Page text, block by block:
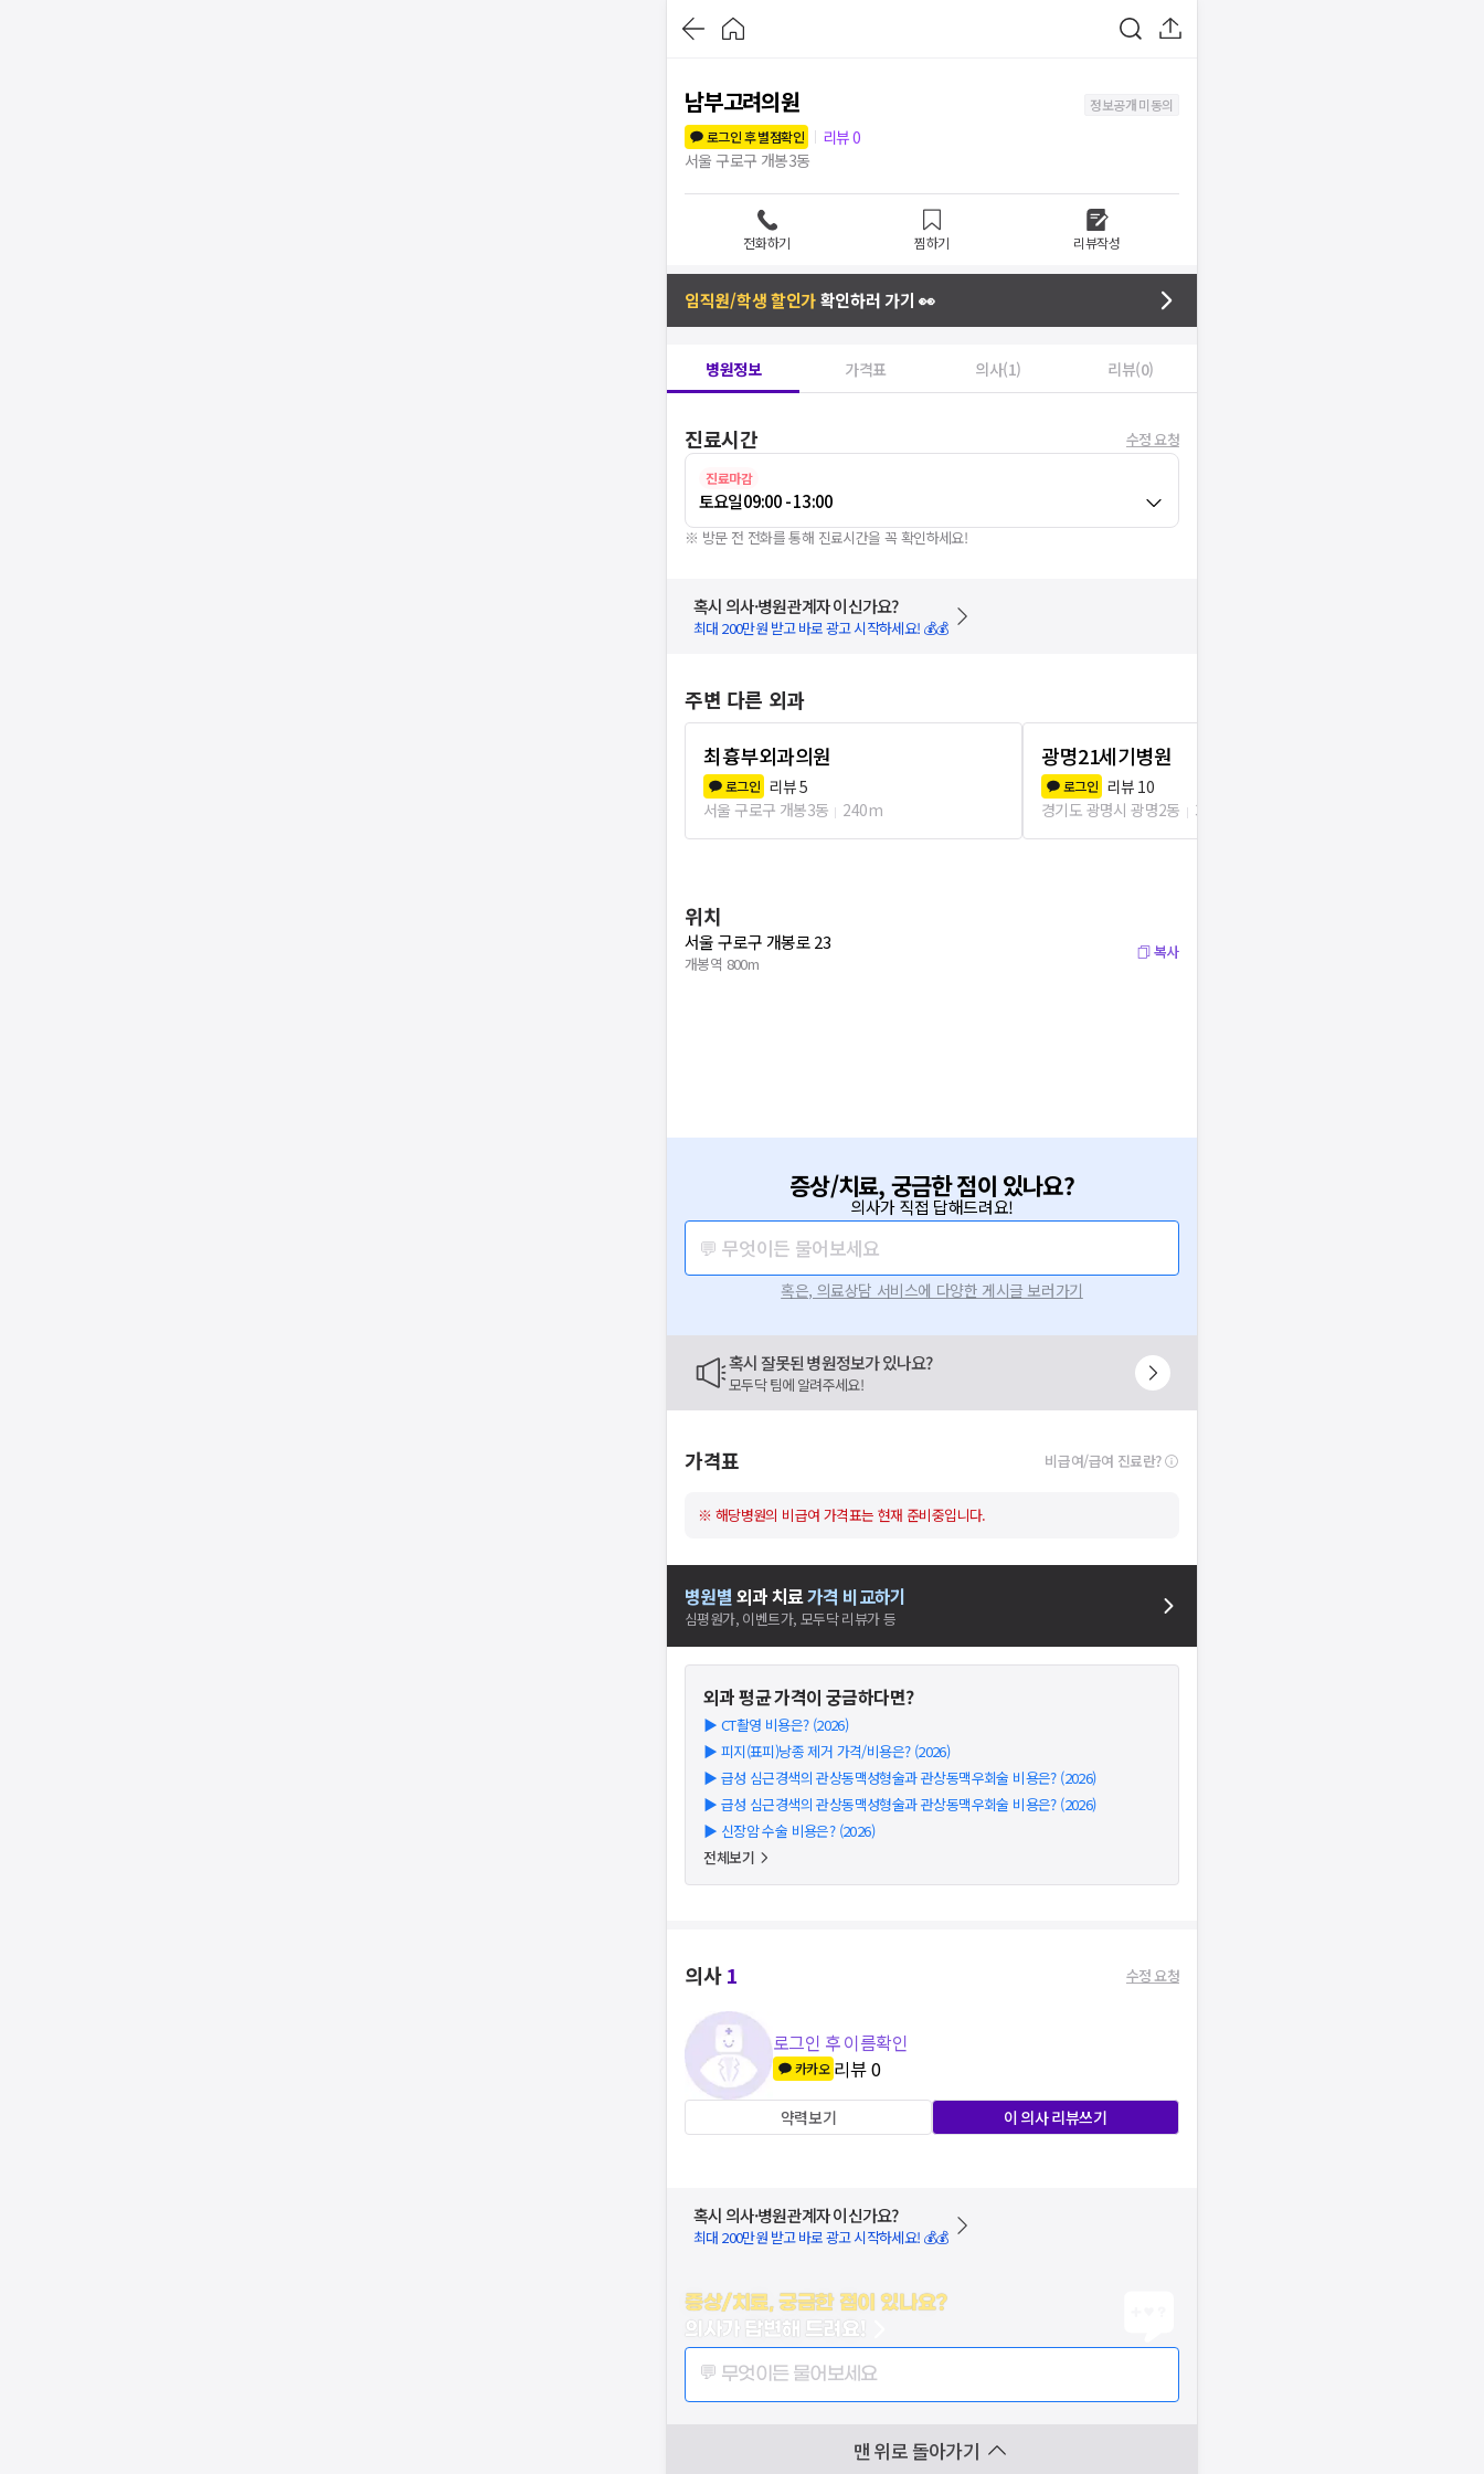
남부고려의원
정보공개 미동의
로그인 후 별점확인
리뷰0
서울 구로구 개봉3동
전화하기 찜하기 리뷰작성
임직원/학생 할인가확인하러 가기 👀
병원정보 가격표 의사(1) 리뷰(0)
진료시간 수정 요청
진료마감
토요일09:00 - 13:00
※ 방문 전 전화를 통해 진료시간을 꼭 확인하세요!
혹시 의사·병원관계자 이신가요?
최대 200만원 받고 바로 광고 시작하세요! 💰💰
주변 다른 외과
최흉부외과의원
로그인 리뷰5
서울 구로구 개봉3동
240m
광명21세기병원
로그인 리뷰 10
경기도 광명시 광명2동
346m
위치
서울 구로구 개봉로 23
개봉역 800m
복사
증상/치료, 궁금한 점이 있나요?
의사가 직접 답해드려요!
💬 무엇이든 물어보세요
혹은, 의료상담 서비스에 다양한 게시글 보러가기
혹시 잘못된 병원정보가 있나요?
모두닥 팀에 알려주세요!
가격표 비급여/급여 진료란?
※ 해당병원의 비급여 가격표는 현재 준비중입니다.
병원별 외과치료가격 비교하기
심평원가, 이벤트가, 모두닥 리뷰가 등
외과평균 가격이 궁금하다면?
▶ CT촬영 비용은? (2026)
▶ 피지(표피)낭종 제거 가격/비용은? (2026)
▶ 급성 심근경색의 관상동맥성형술과 관상동맥우회술 비용은? (2026)
▶ 급성 심근경색의 관상동맥성형술과 관상동맥우회술 비용은? (2026)
▶ 신장암 수술 비용은? (2026)
전체보기
의사1 수정 요청
로그인 후 이름확인
카카오 리뷰0
약력보기 이 의사 리뷰쓰기
혹시 의사·병원관계자 이신가요?
최대 200만원 받고 바로 광고 시작하세요! 💰💰
증상/치료, 궁금한 점이 있나요?
의사가 답변해 드려요!
💬 무엇이든 물어보세요
맨 위로 돌아가기